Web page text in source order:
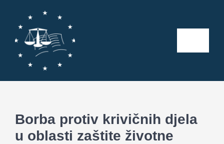
Toggle
Kalendar aktivnosti
Borba protiv krivičnih djela
u oblasti zaštite životne